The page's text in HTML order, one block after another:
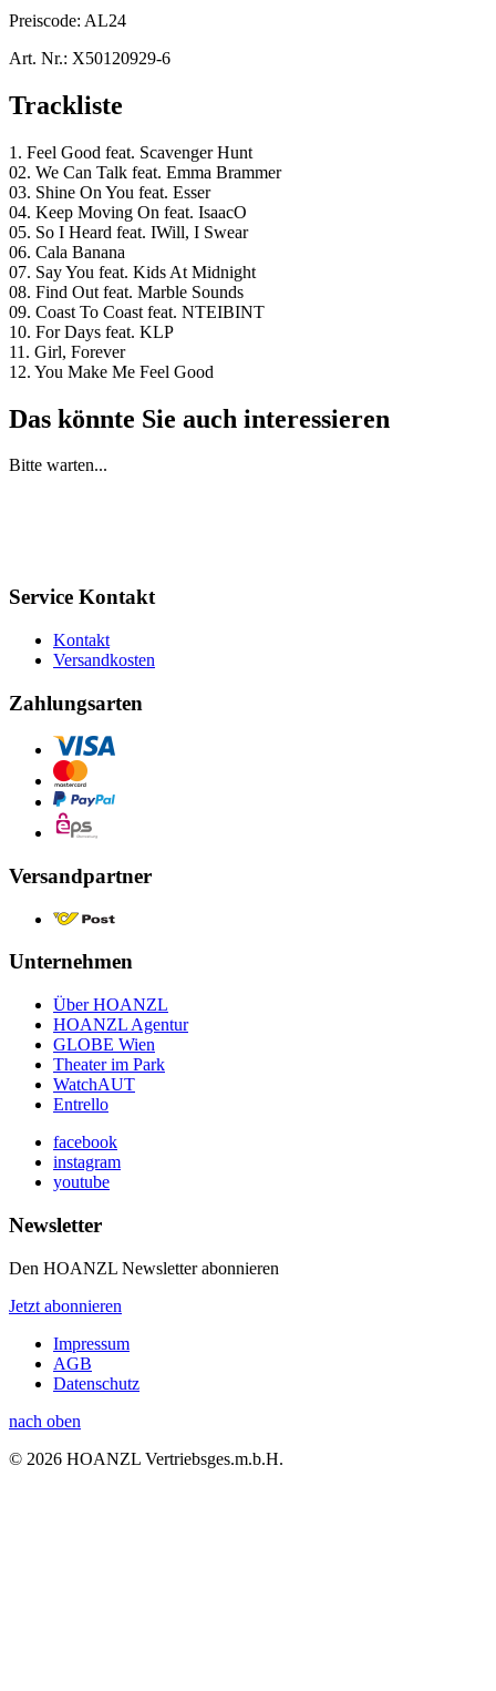
Preiscode: AL24
Art. Nr.: X50120929-6
Trackliste
1. Feel Good feat. Scavenger Hunt
02. We Can Talk feat. Emma Brammer
03. Shine On You feat. Esser
04. Keep Moving On feat. IsaacO
05. So I Heard feat. IWill, I Swear
06. Cala Banana
07. Say You feat. Kids At Midnight
08. Find Out feat. Marble Sounds
09. Coast To Coast feat. NTEIBINT
10. For Days feat. KLP
11. Girl, Forever
12. You Make Me Feel Good
Das könnte Sie auch interessieren
Bitte warten...
Service Kontakt
Kontakt
Versandkosten
Zahlungsarten
Versandpartner
Unternehmen
Über HOANZL
HOANZL Agentur
GLOBE Wien
Theater im Park
WatchAUT
Entrello
facebook
instagram
youtube
Newsletter
Den HOANZL Newsletter abonnieren
Jetzt abonnieren
Impressum
AGB
Datenschutz
nach oben
© 2026 HOANZL Vertriebsges.m.b.H.